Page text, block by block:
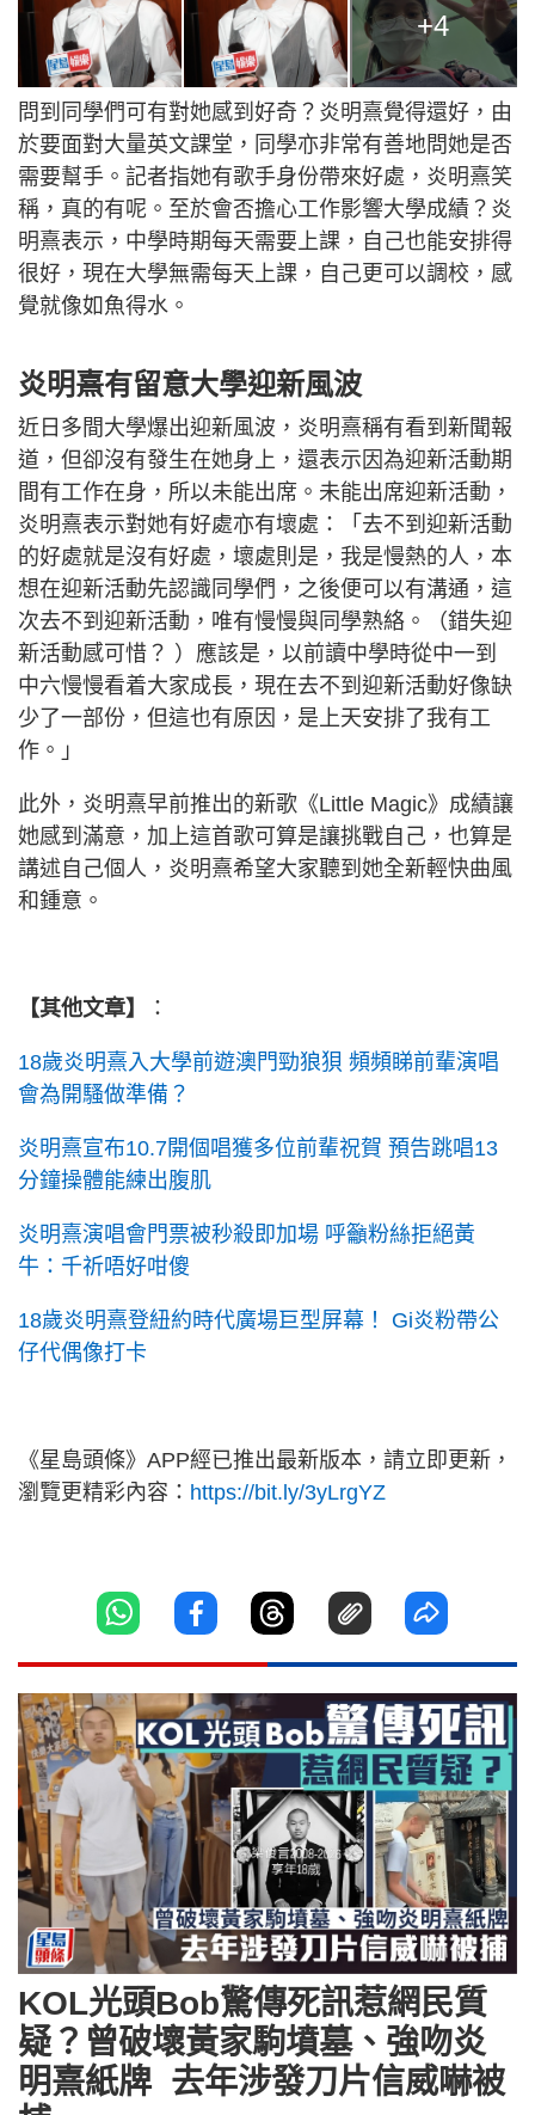
+4
問到同學們可有對她感到好奇？炎明熹覺得還好，由
於要面對大量英文課堂，同學亦非常有善地問她是否
需要幫手。記者指她有歌手身份帶來好處，炎明熹笑
稱，真的有呢。至於會否擔心工作影響大學成績？炎
明熹表示，中學時期每天需要上課，自己也能安排得
很好，現在大學無需每天上課，自己更可以調校，感
覺就像如魚得水。
炎明熹有留意大學迎新風波
近日多間大學爆出迎新風波，炎明熹稱有看到新聞報
道，但卻沒有發生在她身上，還表示因為迎新活動期
間有工作在身，所以未能出席。未能出席迎新活動，
炎明熹表示對她有好處亦有壞處：「去不到迎新活動
的好處就是沒有好處，壞處則是，我是慢熱的人，本
想在迎新活動先認識同學們，之後便可以有溝通，這
次去不到迎新活動，唯有慢慢與同學熟絡。（錯失迎
新活動感可惜？ ）應該是，以前讀中學時從中一到
中六慢慢看着大家成長，現在去不到迎新活動好像缺
少了一部份，但這也有原因，是上天安排了我有工
作。」
此外，炎明熹早前推出的新歌《Little Magic》成績讓
她感到滿意，加上這首歌可算是讓挑戰自己，也算是
講述自己個人，炎明熹希望大家聽到她全新輕快曲風
和鍾意。
【其他文章】 ：
18歲炎明熹入大學前遊澳門勁狼狽 頻頻睇前輩演唱
會為開騷做準備？
炎明熹宣布10.7開個唱獲多位前輩祝賀 預告跳唱13
分鐘操體能練出腹肌
炎明熹演唱會門票被秒殺即加場 呼籲粉絲拒絕黃
牛：千祈唔好咁傻
18歲炎明熹登紐約時代廣場巨型屏幕！ Gi炎粉帶公
仔代偶像打卡
《星島頭條》APP經已推出最新版本，請立即更新，
瀏覽更精彩內容： https://bit.ly/3yLrgYZ
KOL光頭Bob驚傳死訊惹網民質
疑？曾破壞黃家駒墳墓、強吻炎
明熹紙牌 去年涉發刀片信威嚇被